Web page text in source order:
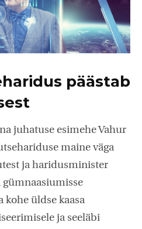
päästab
juhatuse esimehe Vahur
maine väga
ja haridusminister
gümnaasiumisse
kohe üldse kaasa
ja seeläbi